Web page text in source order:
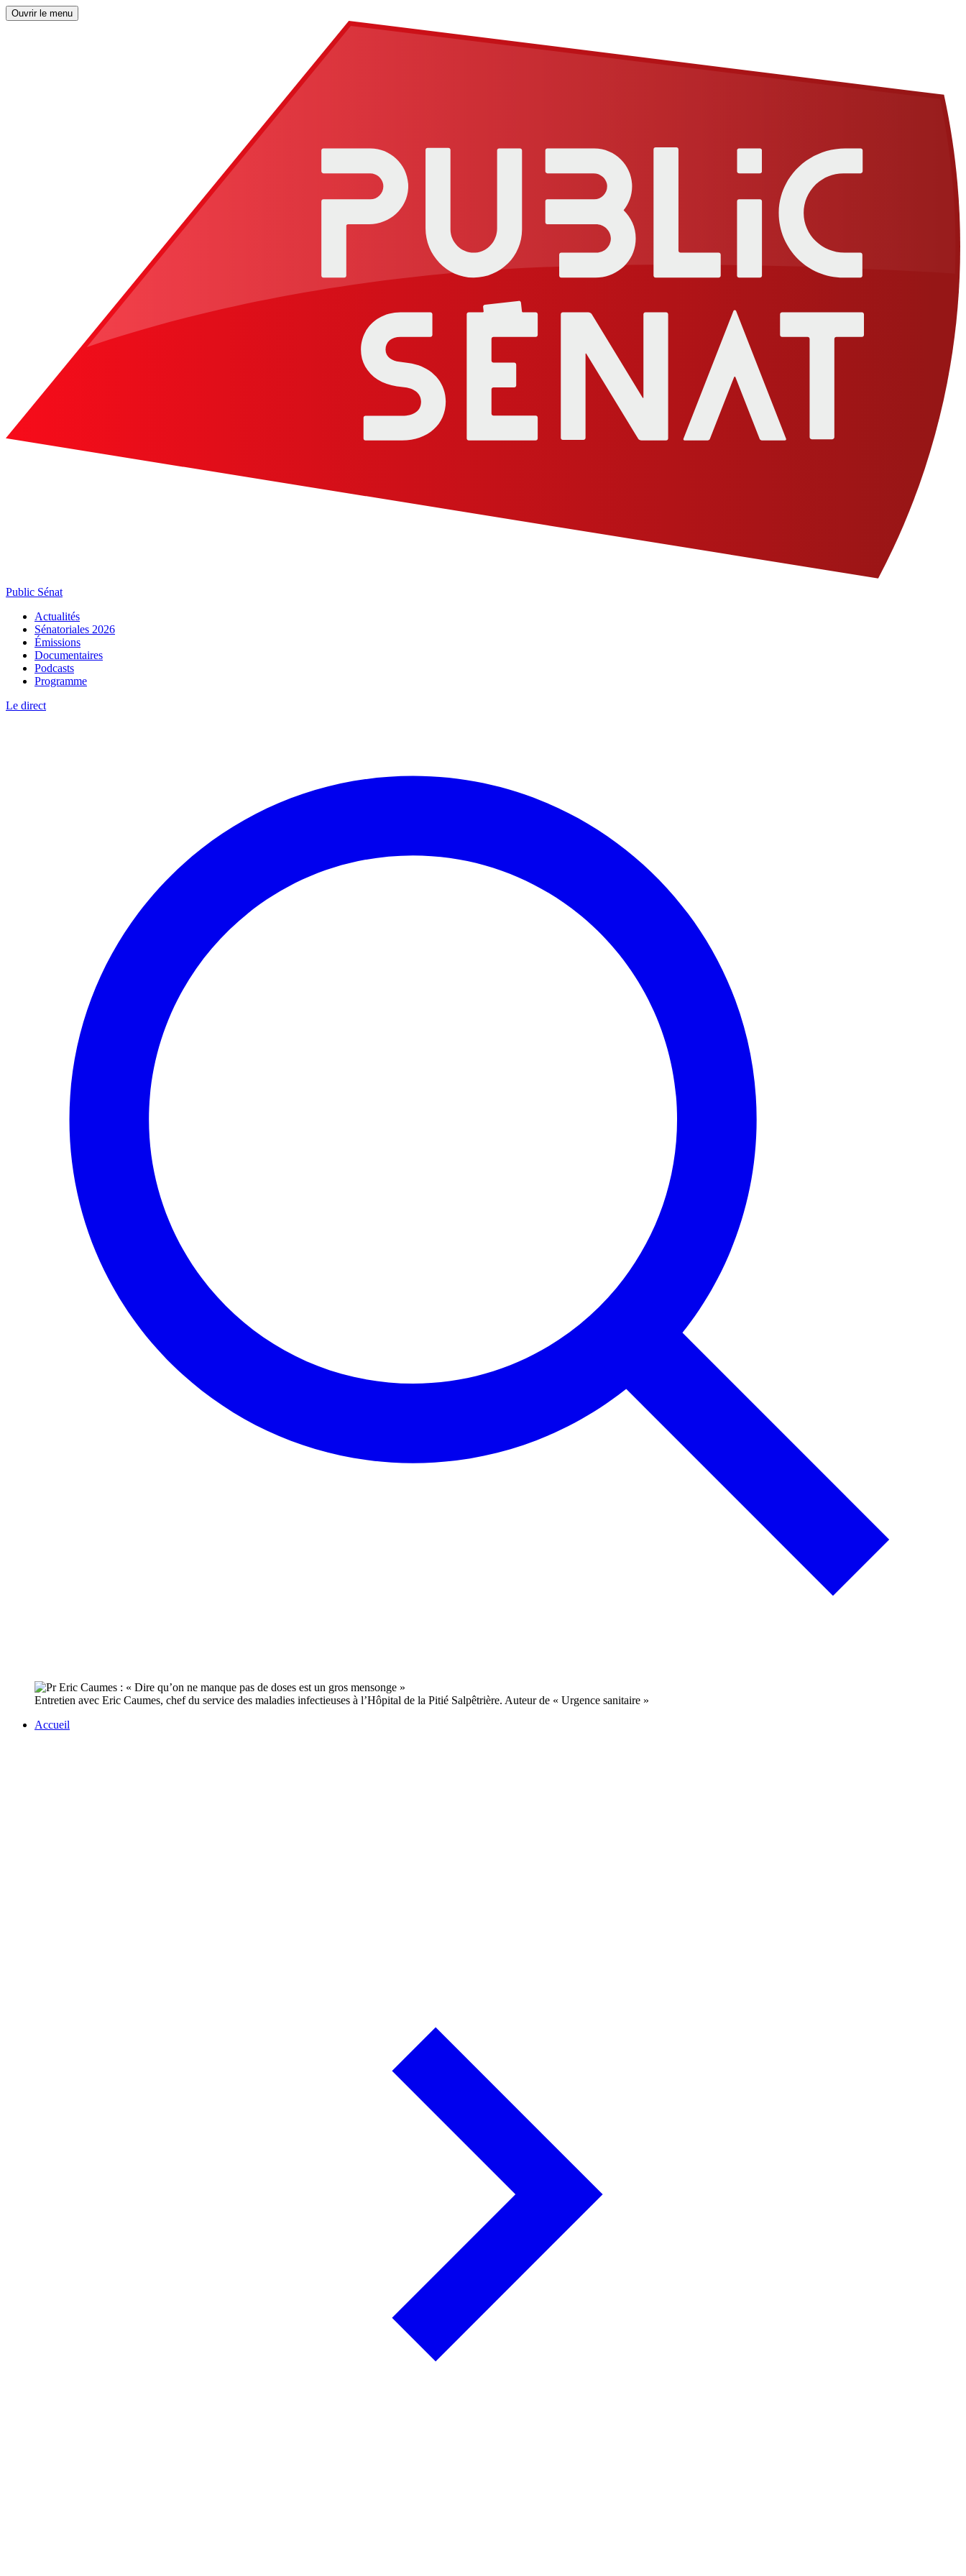
Ouvrir le menu
Public Sénat
Actualités
Sénatoriales 2026
Émissions
Documentaires
Podcasts
Programme
Le direct
Entretien avec Eric Caumes, chef du service des maladies infectieuses à l’Hôpital de la Pitié Salpêtrière. Auteur de « Urgence sanitaire »
Accueil